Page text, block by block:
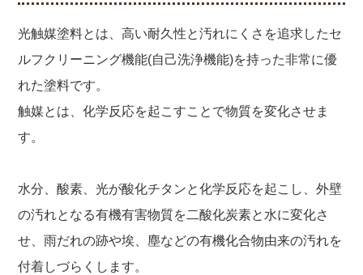
光触媒塗料とは、高い耐久性と汚れにくさを追求したセ
ルフクリーニング機能(自己洗浄機能)を持った非常に優
れた塗料です。
触媒とは、化学反応を起こすことで物質を変化させま
す。
水分、酸素、光が酸化チタンと化学反応を起こし、外壁
の汚れとなる有機有害物質を二酸化炭素と水に変化さ
せ、雨だれの跡や埃、塵などの有機化合物由来の汚れを
付着しづらくします。